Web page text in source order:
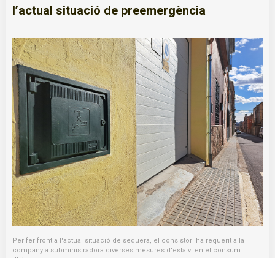
l’actual situació de preemergència
Per fer front a l'actual situació de sequera, el consistori ha requerit a la
companyia subministradora diverses mesures d'estalvi en el consum